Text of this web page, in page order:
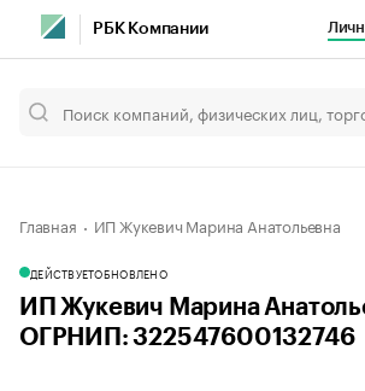
РБК Компании
Главная ИП Жукевич Марина Анатольевна
ДЕЙСТВУЕТОБНОВЛЕНО
ИП Жукевич Марина
ОГРНИП: 322547600132746